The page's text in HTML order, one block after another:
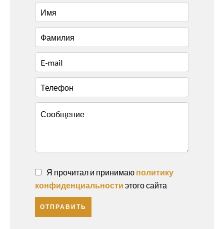
Я прочитал и принимаю политику
конфиденциальности этого сайта
ОТПРАВИТЬ